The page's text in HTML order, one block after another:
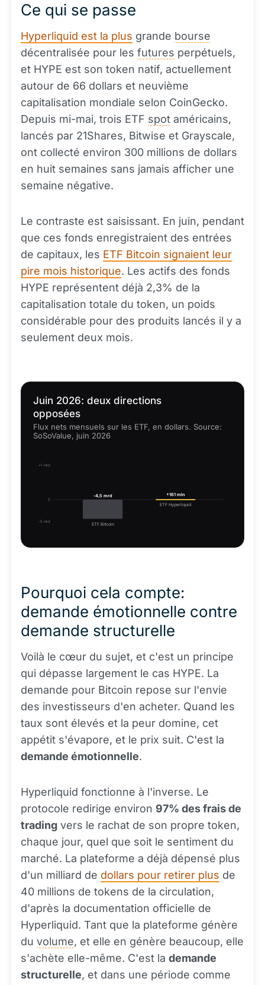
Ce qui se passe
Hyperliquid est la plus grande bourse
décentralisée pour les futures perpétuels,
et HYPE est son token natif, actuellement
autour de 66 dollars et neuvième
capitalisation mondiale selon CoinGecko.
Depuis mi-mai, trois ETF spot américains,
lancés par 21Shares, Bitwise et Grayscale,
ont collecté environ 300 millions de dollars
en huit semaines sans jamais afficher une
semaine négative.
Le contraste est saisissant. En juin, pendant
que ces fonds enregistraient des entrées
de capitaux, les ETF Bitcoin signaient leur
pire mois historique. Les actifs des fonds
HYPE représentent déjà 2,3% de la
capitalisation totale du token, un poids
considérable pour des produits lancés il y a
seulement deux mois.
Juin 2026: deux directions
opposées
Flux nets mensuels sur les ETF, en dollars. Source:
SoSoValue, juin 2026
+1 mrd
0
-5 mrd ETF Bitcoin
-4,5 mrd
+161 mln
ETF Hyperliquid
Pourquoi cela compte:
demande émotionnelle contre
demande structurelle
Voilà le cœur du sujet, et c'est un principe
qui dépasse largement le cas HYPE. La
demande pour Bitcoin repose sur l'envie
des investisseurs d'en acheter. Quand les
taux sont élevés et la peur domine, cet
appétit s'évapore, et le prix suit. C'est la
demande émotionnelle.
Hyperliquid fonctionne à l'inverse. Le
protocole redirige environ 97% des frais de
trading vers le rachat de son propre token,
chaque jour, quel que soit le sentiment du
marché. La plateforme a déjà dépensé plus
d'un milliard de dollars pour retirer plus de
40 millions de tokens de la circulation,
d'après la documentation officielle de
Hyperliquid. Tant que la plateforme génère
du volume, et elle en génère beaucoup, elle
s'achète elle-même. C'est la demande
structurelle, et dans une période comme